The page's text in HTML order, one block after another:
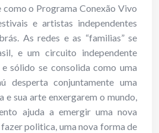
como o Programa Conexão Vivo
e artistas independentes
As redes e as “familias” se
e um circuito independente
sólido se consolida como uma
desperta conjuntamente uma
e sua arte enxergarem o mundo,
ajuda a emergir uma nova
politica, uma nova forma de